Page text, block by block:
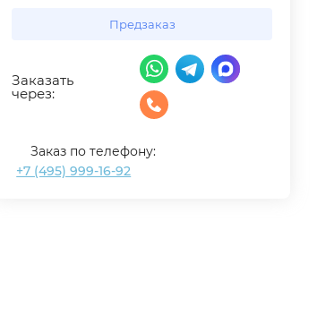
Предзаказ
Заказать
через:
Заказ по телефону:
+7 (495) 999-16-92